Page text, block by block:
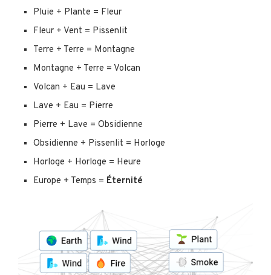
Pluie + Plante = Fleur
Fleur + Vent = Pissenlit
Terre + Terre = Montagne
Montagne + Terre = Volcan
Volcan + Eau = Lave
Lave + Eau = Pierre
Pierre + Lave = Obsidienne
Obsidienne + Pissenlit = Horloge
Horloge + Horloge = Heure
Europe + Temps = Éternité